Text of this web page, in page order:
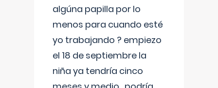
algúna papilla por lo
menos para cuando esté
yo trabajando ? empiezo
el 18 de septiembre la
niña ya tendría cinco